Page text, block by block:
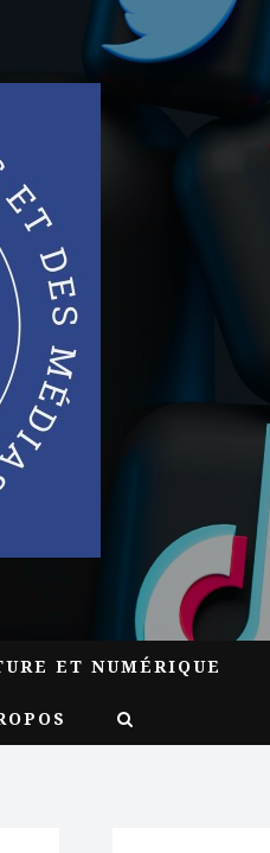
ET NUMÉRIQUE